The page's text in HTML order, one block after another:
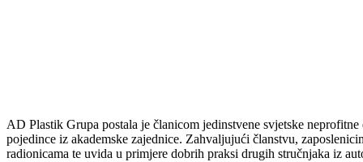
AD Plastik Grupa postala je članicom jedinstvene svjetske
pojedince iz akademske zajednice. Zahvaljujući članstvu,
radionicama te uvida u primjere dobrih praksi drugih stručnjaka iz